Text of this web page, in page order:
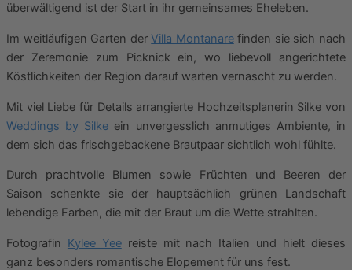
überwältigend ist der Start in ihr gemeinsames Eheleben.
Im weitläufigen Garten derVilla Montanarefinden sie sich nach
der Zeremonie zum Picknick ein, wo liebevoll angerichtete
Köstlichkeiten der Region darauf warten vernascht zu werden.
Mit viel Liebe für Details arrangierte Hochzeitsplanerin Silke von
Weddings by Silke ein unvergesslich anmutiges Ambiente, in
dem sich das frischgebackene Brautpaar sichtlich wohl fühlte.
Durch prachtvolle Blumen sowie Früchten und Beeren der
Saison schenkte sie der hauptsächlich grünen Landschaft
lebendige Farben, die mit der Braut um die Wette strahlten.
Fotografin Kylee Yeereiste mit nach Italien und hielt dieses
ganz besonders romantische Elopement für uns fest.